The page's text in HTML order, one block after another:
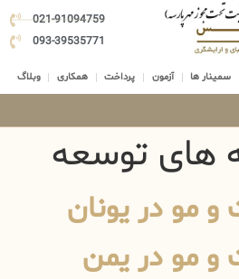
021-91094759
093-39535771
سمینار ها آزمون پرداخت همکاری وبلاگ
های توسعه
مو در یونان
مو در یمن